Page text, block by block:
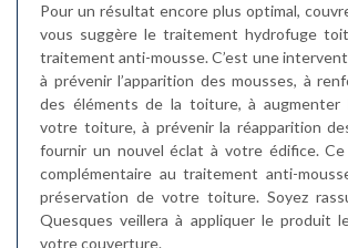
Pour un résultat encore plus optimal,
vous suggère le traitement hydrofuge
traitement anti-mousse. C’est une
à prévenir l’apparition des mousses, à
des éléments de la toiture, à augmenter
votre toiture, à prévenir la réapparition
fournir un nouvel éclat à votre édifice.
complémentaire au traitement anti-
préservation de votre toiture. Soyez
Quesques veillera à appliquer le produit
votre couverture.